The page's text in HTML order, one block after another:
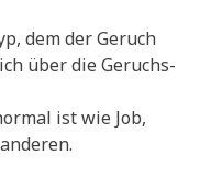
dem der Geruch
über die Geruchs­
ist wie Job,